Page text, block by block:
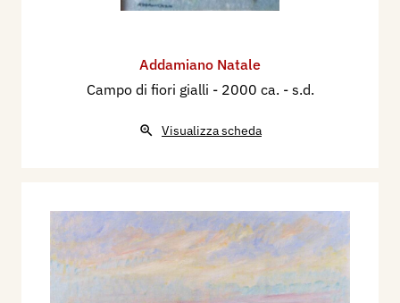
Addamiano Natale
Campo di fiori gialli - 2000 ca. - s.d.
Visualizza scheda